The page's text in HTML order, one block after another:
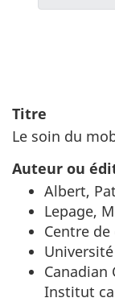
Titre
Le soin du
Auteur ou
Albert,
Lepage,
Centre
Canadian
Institut